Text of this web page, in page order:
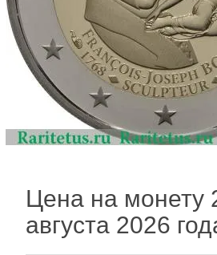
Цена на монету
августа 2026